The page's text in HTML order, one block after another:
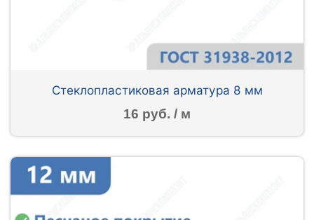
Стеклопластиковая арматура 8 мм
16 руб. / м